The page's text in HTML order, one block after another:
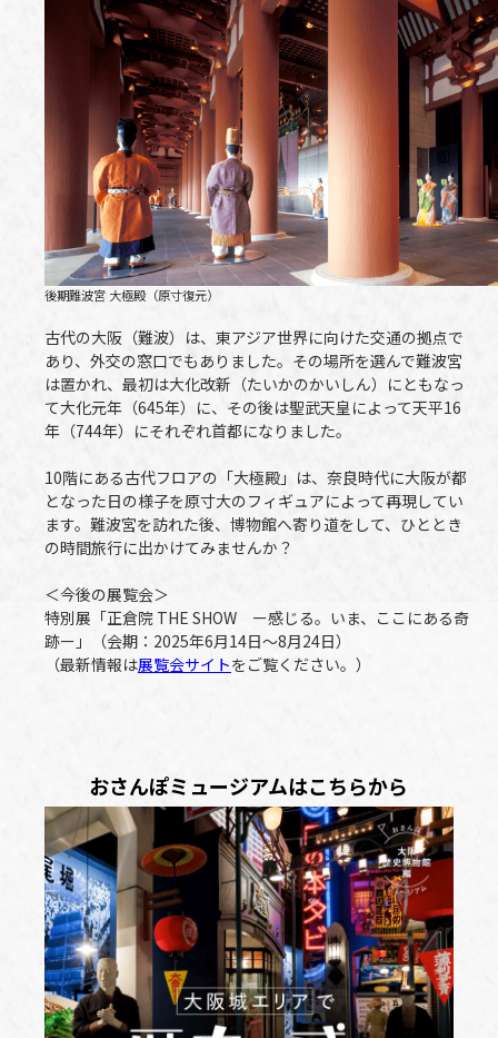
後期難波宮 大極殿（原寸復元）
古代の大阪（難波）は、東アジア世界に向けた交通の拠点で
あり、外交の窓口でもありました。その場所を選んで難波宮
は置かれ、最初は大化改新（たいかのかいしん）にともなっ
て大化元年（645年）に、その後は聖武天皇によって天平16
年（744年）にそれぞれ首都になりました。
10階にある古代フロアの「大極殿」は、奈良時代に大阪が都
となった日の様子を原寸大のフィギュアによって再現してい
ます。難波宮を訪れた後、博物館へ寄り道をして、ひととき
の時間旅行に出かけてみませんか？
＜今後の展覧会＞
特別展「正倉院 THE SHOW ー感じる。いま、ここにある奇
跡ー」（会期：2025年6月14日～8月24日）
（最新情報は展覧会サイトをご覧ください。）
おさんぽミュージアムはこちらから